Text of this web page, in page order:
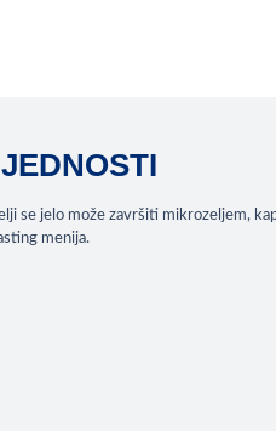
se jelo može završiti mikrozeljem,
menija.